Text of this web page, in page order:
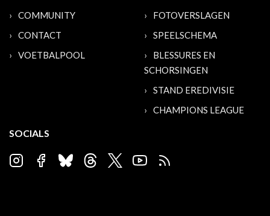
COMMUNITY
CONTACT
VOETBALPOOL
FOTOVERSLAGEN
SPEELSCHEMA
BLESSURES EN
SCHORSINGEN
STAND EREDIVISIE
CHAMPIONS LEAGUE
SOCIALS